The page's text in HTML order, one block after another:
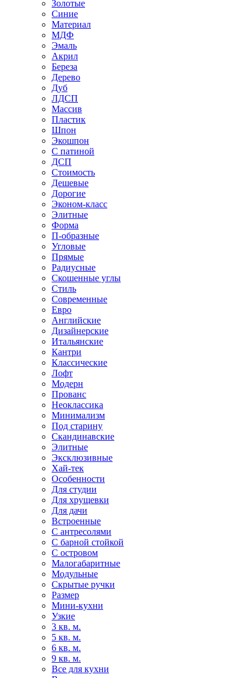
Золотые
Синие
Материал
МДФ
Эмаль
Акрил
Береза
Дерево
Дуб
ЛДСП
Массив
Пластик
Шпон
Экошпон
С патиной
ДСП
Стоимость
Дешевые
Дорогие
Эконом-класс
Элитные
Форма
П-образные
Угловые
Прямые
Радиусные
Скошенные углы
Стиль
Современные
Евро
Английские
Дизайнерские
Итальянские
Кантри
Классические
Лофт
Модерн
Прованс
Неоклассика
Минимализм
Под старину
Скандинавские
Элитные
Эксклюзивные
Хай-тек
Особенности
Для студии
Для хрущевки
Для дачи
Встроенные
С антресолями
С барной стойкой
С островом
Малогабаритные
Модульные
Скрытые ручки
Размер
Мини-кухни
Узкие
3 кв. м.
5 кв. м.
6 кв. м.
9 кв. м.
Все для кухни